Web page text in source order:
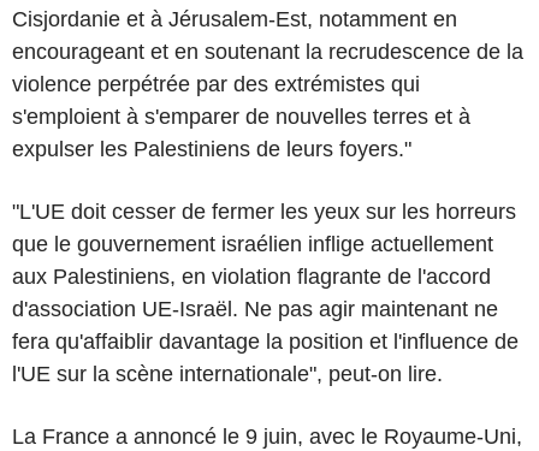
Cisjordanie et à Jérusalem-Est, notamment en
encourageant et en soutenant la recrudescence de la
violence perpétrée par des extrémistes qui
s'emploient à s'emparer de nouvelles terres et à
expulser les Palestiniens de leurs foyers."
"L'UE doit cesser de fermer les yeux sur les horreurs
que le gouvernement israélien inflige actuellement
aux Palestiniens, en violation flagrante de l'accord
d'association UE-Israël. Ne pas agir maintenant ne
fera qu'affaiblir davantage la position et l'influence de
l'UE sur la scène internationale", peut-on lire.
La France a annoncé le 9 juin, avec le Royaume-Uni,